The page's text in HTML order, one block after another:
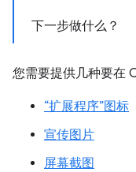
下一步做什么？
您需要提供几种要在
“扩展程序”图标
宣传图片
屏幕截图